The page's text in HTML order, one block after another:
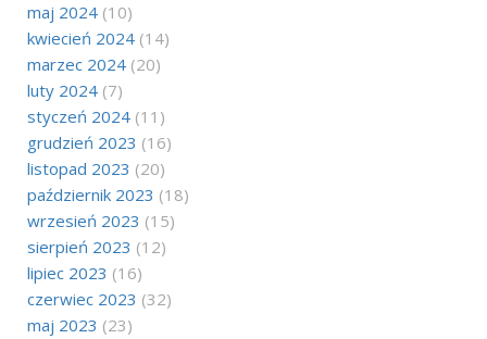
maj 2024 (10)
kwiecień 2024 (14)
marzec 2024 (20)
luty 2024 (7)
styczeń 2024 (11)
grudzień 2023 (16)
listopad 2023 (20)
październik 2023 (18)
wrzesień 2023 (15)
sierpień 2023 (12)
lipiec 2023 (16)
czerwiec 2023 (32)
maj 2023 (23)